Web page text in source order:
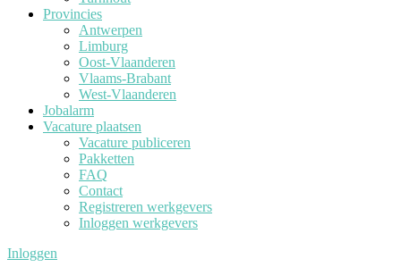
Provincies
Antwerpen
Limburg
Oost-Vlaanderen
Vlaams-Brabant
West-Vlaanderen
Jobalarm
Vacature plaatsen
Vacature publiceren
Pakketten
FAQ
Contact
Registreren werkgevers
Inloggen werkgevers
Inloggen